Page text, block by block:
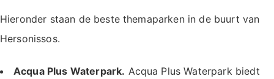
Hieronder staan de beste themaparken in de buurt van
Hersonissos.
Acqua Plus Waterpark. Acqua Plus Waterpark biedt